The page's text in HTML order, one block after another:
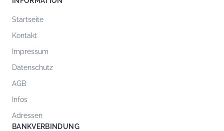
Startseite
Kontakt
Impressum
Datenschutz
AGB
Infos
Adressen
BANKVERBINDUNG